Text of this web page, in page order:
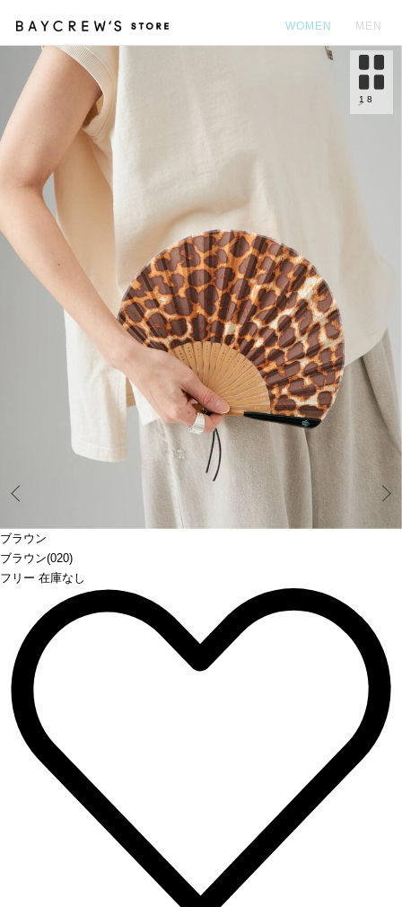
WOMEN MEN
ブラウン
ブラウン(020)
フリー 在庫なし
1 8